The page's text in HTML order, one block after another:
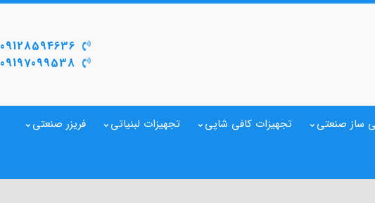
09128594636
09197099538
ساز صنعتی تجهیزات کافی شاپی تجهیزات لبنیاتی فریزر صنعتی